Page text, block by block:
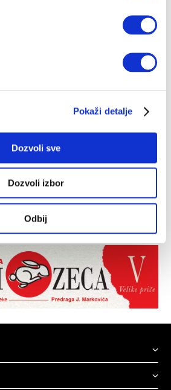
Pokaži detalje
Dozvoli sve
Dozvoli izbor
Odbij